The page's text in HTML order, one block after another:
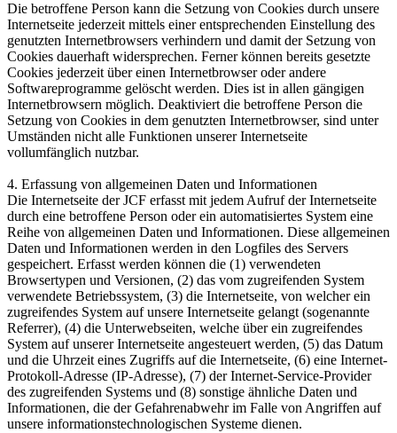
Die betroffene Person kann die Setzung von Cookies durch unsere
Internetseite jederzeit mittels einer entsprechenden Einstellung des
genutzten Internetbrowsers verhindern und damit der Setzung von
Cookies dauerhaft widersprechen. Ferner können bereits gesetzte
Cookies jederzeit über einen Internetbrowser oder andere
Softwareprogramme gelöscht werden. Dies ist in allen gängigen
Internetbrowsern möglich. Deaktiviert die betroffene Person die
Setzung von Cookies in dem genutzten Internetbrowser, sind unter
Umständen nicht alle Funktionen unserer Internetseite
vollumfänglich nutzbar.
4. Erfassung von allgemeinen Daten und Informationen
Die Internetseite der JCF erfasst mit jedem Aufruf der Internetseite
durch eine betroffene Person oder ein automatisiertes System eine
Reihe von allgemeinen Daten und Informationen. Diese allgemeinen
Daten und Informationen werden in den Logfiles des Servers
gespeichert. Erfasst werden können die (1) verwendeten
Browsertypen und Versionen, (2) das vom zugreifenden System
verwendete Betriebssystem, (3) die Internetseite, von welcher ein
zugreifendes System auf unsere Internetseite gelangt (sogenannte
Referrer), (4) die Unterwebseiten, welche über ein zugreifendes
System auf unserer Internetseite angesteuert werden, (5) das Datum
und die Uhrzeit eines Zugriffs auf die Internetseite, (6) eine Internet-
Protokoll-Adresse (IP-Adresse), (7) der Internet-Service-Provider
des zugreifenden Systems und (8) sonstige ähnliche Daten und
Informationen, die der Gefahrenabwehr im Falle von Angriffen auf
unsere informationstechnologischen Systeme dienen.